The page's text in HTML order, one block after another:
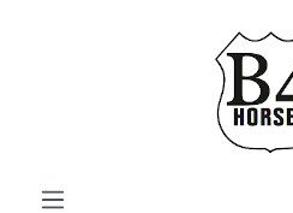
Zum Hauptinhalt springen